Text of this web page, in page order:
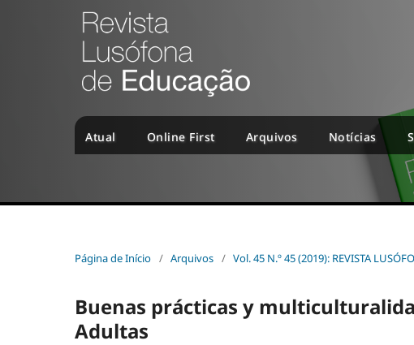
Atual Online First Arquivos Notícias
Página de Início / Arquivos / Vol. 45 N.º 45 (2019): REVISTA
Buenas prácticas y
Adultas